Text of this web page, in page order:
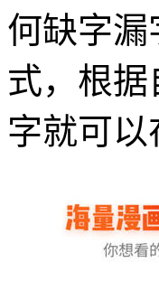
何缺字
式，根
字就可